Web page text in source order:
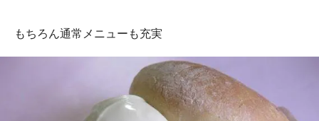
もちろん通常メニューも充実